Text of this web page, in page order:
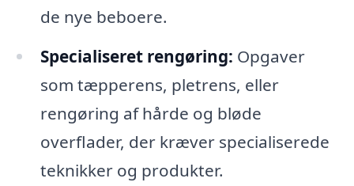
de nye beboere.
Specialiseret rengøring: Opgaver
som tæpperens, pletrens, eller
rengøring af hårde og bløde
overflader, der kræver specialiserede
teknikker og produkter.